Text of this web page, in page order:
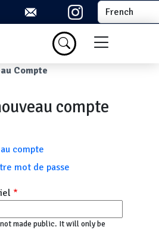
Select your
Menu du
Compte
compte
compte
mot de passe
made public. It will only be